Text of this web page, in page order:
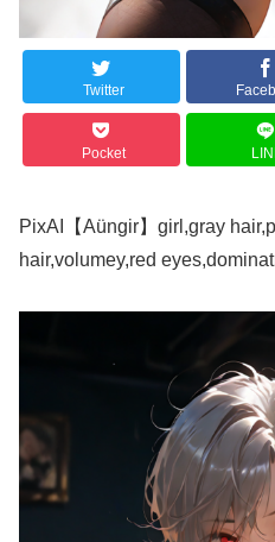
Twitter
Pocket
PixAI【Aüngir】girl,gray
hair,volumey,red